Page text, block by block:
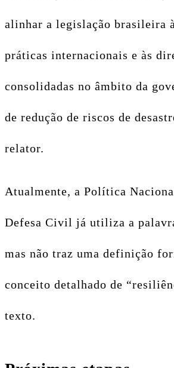
alinhar a legislação brasileira
práticas internacionais e às
consolidadas no âmbito da
de redução de riscos de
relator.
Atualmente, a Política
Defesa Civil já utiliza a
mas não traz uma definição
conceito detalhado de
texto.